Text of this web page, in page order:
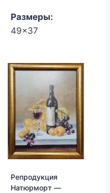
Размеры:
49x37
Репродукция
Натюрморт —